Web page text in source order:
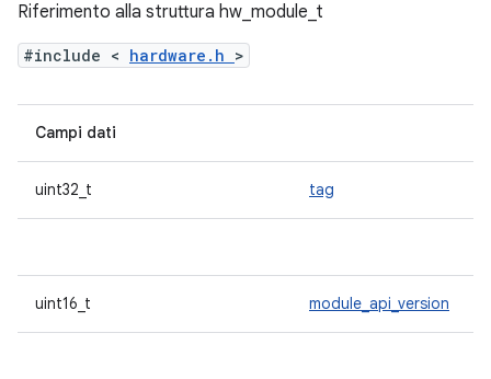
Riferimento alla struttura hw_module_t
#include < hardware.h >
Campi dati
uint32_t tag
uint16_t module_api_version